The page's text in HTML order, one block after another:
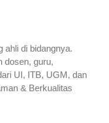
ahli di bidangnya.
dosen, guru,
UI, ITB, UGM, dan
& Berkualitas